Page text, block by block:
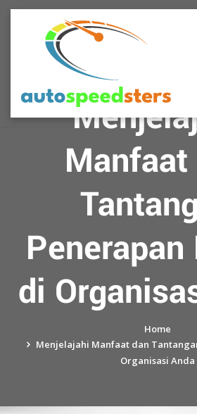
Skip
Manfaat
di
Home
Menjelajahi Manfaat dan
Organisasi Anda